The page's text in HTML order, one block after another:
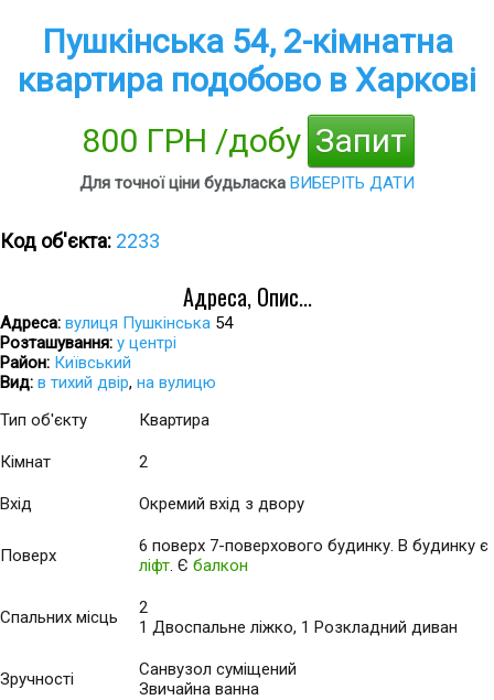
Пушкінська 54, 2-кімнатна
квартира подобово в Харкові
800 ГРН /добу Запит
Для точної ціни будьласка ВИБЕРІТЬ ДАТИ
Код об'єкта: 2233
Адреса, Опис...
Адреса: вулиця Пушкінська 54
Розташування: у центрі
Район: Київський
Вид: в тихий двір, на вулицю
Тип об'єкту
Квартира
Кімнат 2
Вхід Окремий вхід з двору
Поверх
6 поверх 7-поверхового будинку. В будинку є
ліфт. Є балкон
Спальних місць
2
1 Двоспальне ліжко, 1 Розкладний диван
Зручності
Санвузол суміщений
Звичайна ванна